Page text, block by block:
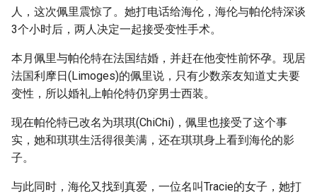
人，这次佩里震惊了。她打电话给海伦，海伦与帕伦特深谈
3个小时后，两人决定一起接受变性手术。
本月佩里与帕伦特在法国结婚，并赶在他变性前怀孕。现居
法国利摩日(Limoges)的佩里说，只有少数亲友知道丈夫要
变性，所以婚礼上帕伦特仍穿男士西装。
现在帕伦特已改名为琪琪(ChiChi)，佩里也接受了这个事
实，她和琪琪生活得很美满，还在琪琪身上看到海伦的影
子。
与此同时，海伦又找到真爱，一位名叫Tracie的女子，她打